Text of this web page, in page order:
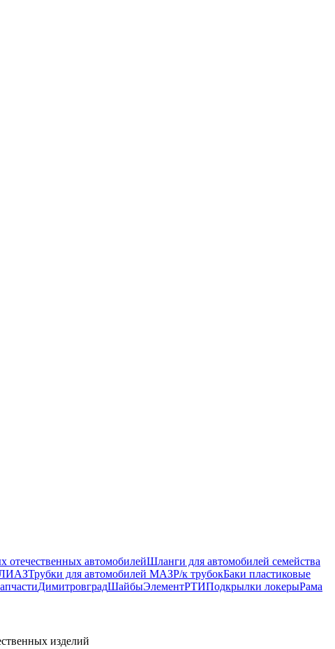
отечественных автомобилейШланги для автомобилей семейства
ЛИАЗТрубки для автомобилей МАЗР/к трубокБаки пластиковые
ДимитровградШайбыЭлементРТИПодкрылки локерыРама
изделий